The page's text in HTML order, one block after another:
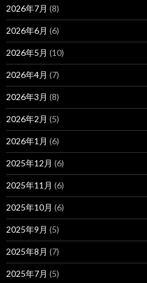
2026年7月 (8)
2026年6月 (6)
2026年5月 (10)
2026年4月 (7)
2026年3月 (8)
2026年2月 (5)
2026年1月 (6)
2025年12月 (6)
2025年11月 (6)
2025年10月 (6)
2025年9月 (5)
2025年8月 (7)
2025年7月 (5)